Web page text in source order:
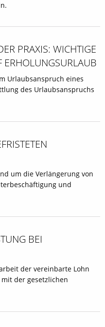
PRAXIS: WICHTIGE
ERHOLUNGSURLAUB
Urlaubsanspruch eines
des Urlaubsanspruchs
um die Verlängerung von
und
BEI
der vereinbarte Lohn
der gesetzlichen